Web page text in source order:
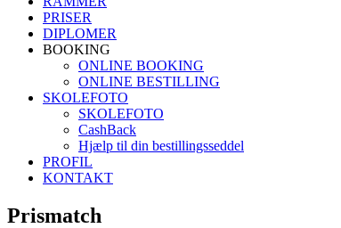
PRISER
DIPLOMER
BOOKING
ONLINE BOOKING
ONLINE BESTILLING
SKOLEFOTO
SKOLEFOTO
CashBack
Hjælp til din bestillingsseddel
PROFIL
KONTAKT
Prismatch